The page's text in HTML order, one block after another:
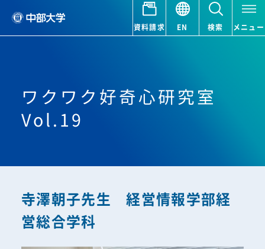
資料請求 EN 検索 メニュー
ワクワク好奇心研究室
Vol.19
寺澤朝子先生 経営情報学部経
営総合学科